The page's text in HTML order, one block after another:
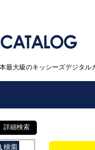
最大級のキッシーズデジタル
詳細検索